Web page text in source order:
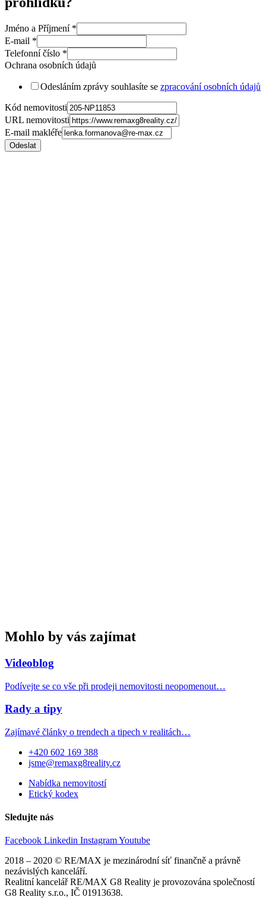
Jméno a Příjmení *
E-mail *
Telefonní číslo *
Ochrana osobních údajů
Odesláním zprávy souhlasíte se zpracování osobních údajů
Kód nemovitosti
URL nemovitosti
E-mail makléře
Odeslat
Mohlo by vás zajímat
Videoblog
Podívejte se co vše při prodeji nemovitosti neopomenout…
Rady a tipy
Zajímavé články o trendech a tipech v realitách…
+420 602 169 388
jsme@remaxg8reality.cz
Nabídka nemovitostí
Etický kodex
Sledujte nás
Facebook Linkedin InstagramYoutube
2018 – 2020 © RE/MAX je mezinárodní síť finančně a právně
nezávislých kanceláří.
Realitní kancelář RE/MAX G8 Reality je provozována společností
G8 Reality s.r.o., IČ 01913638.